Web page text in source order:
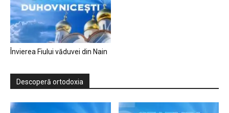
Învierea Fiului văduvei din Nain
Descoperă ortodoxia